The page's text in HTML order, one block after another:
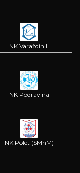
NK Varaždin II
NK Podravina
NK Polet (SMnM)